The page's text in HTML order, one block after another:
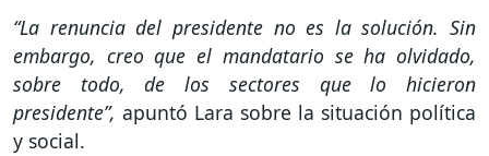
“La renuncia del presidente no es la solución. Sin
embargo, creo que el mandatario se ha olvidado,
sobre todo, de los sectores que lo hicieron
presidente”, apuntó Lara sobre la situación política
y social.